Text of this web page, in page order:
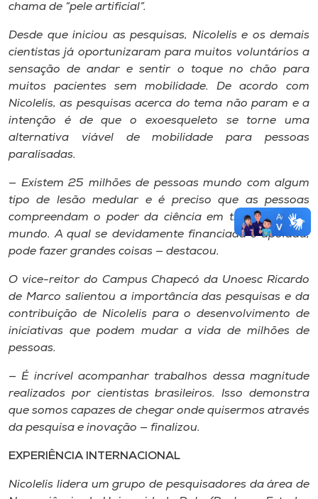
chama de “pele artificial”.
Desde que iniciou as pesquisas, Nicolelis e os demais
cientistas já oportunizaram para muitos voluntários a
sensação de andar e sentir o toque no chão para
muitos pacientes sem mobilidade. De acordo com
Nicolelis, as pesquisas acerca do tema não param e a
intenção é de que o exoesqueleto se torne uma
alternativa viável de mobilidade para pessoas
paralisadas.
— Existem 25 milhões de pessoas mundo com algum
tipo de lesão medular e é preciso que as pessoas
compreendam o poder da ciência em transformar o
mundo. A qual se devidamente financiada e apoiada,
pode fazer grandes coisas — destacou.
O vice-reitor do Campus Chapecó da Unoesc Ricardo
de Marco salientou a importância das pesquisas e da
contribuição de Nicolelis para o desenvolvimento de
iniciativas que podem mudar a vida de milhões de
pessoas.
— É incrível acompanhar trabalhos dessa magnitude
realizados por cientistas brasileiros. Isso demonstra
que somos capazes de chegar onde quisermos através
da pesquisa e inovação — finalizou.
EXPERIÊNCIA INTERNACIONAL
Nicolelis lidera um grupo de pesquisadores da área de